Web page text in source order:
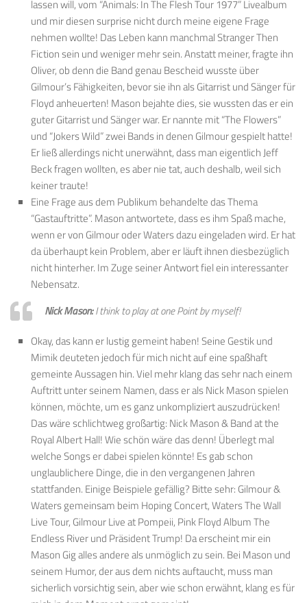
lassen will, vom “Animals: In The Flesh Tour 1977” Livealbum
und mir diesen surprise nicht durch meine eigene Frage
nehmen wollte! Das Leben kann manchmal Stranger Then
Fiction sein und weniger mehr sein. Anstatt meiner, fragte ihn
Oliver, ob denn die Band genau Bescheid wusste über
Gilmour’s Fähigkeiten, bevor sie ihn als Gitarrist und Sänger für
Floyd anheuerten! Mason bejahte dies, sie wussten das er ein
guter Gitarrist und Sänger war. Er nannte mit “The Flowers”
und “Jokers Wild” zwei Bands in denen Gilmour gespielt hatte!
Er ließ allerdings nicht unerwähnt, dass man eigentlich Jeff
Beck fragen wollten, es aber nie tat, auch deshalb, weil sich
keiner traute!
Eine Frage aus dem Publikum behandelte das Thema
“Gastauftritte”. Mason antwortete, dass es ihm Spaß mache,
wenn er von Gilmour oder Waters dazu eingeladen wird. Er hat
da überhaupt kein Problem, aber er läuft ihnen diesbezüglich
nicht hinterher. Im Zuge seiner Antwort fiel ein interessanter
Nebensatz.
Nick Mason:I think to play at one Point by myself!
Okay, das kann er lustig gemeint haben! Seine Gestik und
Mimik deuteten jedoch für mich nicht auf eine spaßhaft
gemeinte Aussagen hin. Viel mehr klang das sehr nach einem
Auftritt unter seinem Namen, dass er als Nick Mason spielen
können, möchte, um es ganz unkompliziert auszudrücken!
Das wäre schlichtweg großartig: Nick Mason & Band at the
Royal Albert Hall! Wie schön wäre das denn! Überlegt mal
welche Songs er dabei spielen könnte! Es gab schon
unglaublichere Dinge, die in den vergangenen Jahren
stattfanden. Einige Beispiele gefällig? Bitte sehr: Gilmour &
Waters gemeinsam beim Hoping Concert, Waters The Wall
Live Tour, Gilmour Live at Pompeii, Pink Floyd Album The
Endless River und Präsident Trump! Da erscheint mir ein
Mason Gig alles andere als unmöglich zu sein. Bei Mason und
seinem Humor, der aus dem nichts auftaucht, muss man
sicherlich vorsichtig sein, aber wie schon erwähnt, klang es für